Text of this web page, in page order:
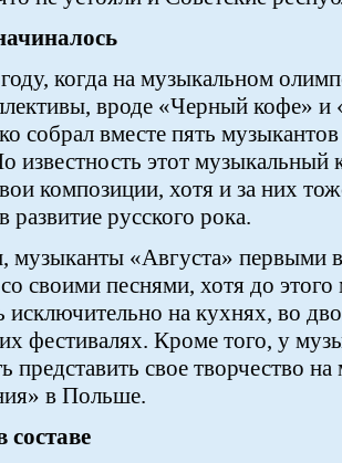
когда на музыкальном
вроде «Черный кофе» и
собрал вместе пять
известность этот музыкальный
композиции, хотя и за них
русского рока.
музыканты «Августа» первыми
своими песнями, хотя до этого
исключительно на кухнях, во
фестивалях. Кроме того, у
представить свое творчество
в Польше.